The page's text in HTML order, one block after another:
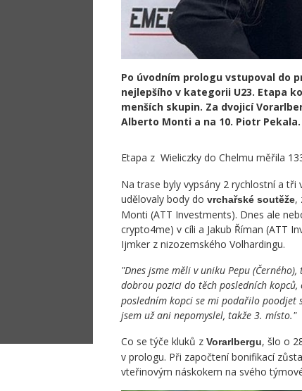
Po úvodním prologu vstupoval do
nejlepšího v kategorii U23. Etapa
menších skupin. Za dvojicí
Alberto Monti a na 10. Piotr
Etapa z Wieliczky do Chelmu měřila
Na trase byly vypsány 2 rychlostní a tři
udělovaly body do vrchařské soutěže,
Monti (ATT Investments). Dnes ale
crypto4me) v cíli a Jakub Říman (ATT
Ijmker z nizozemského Volhardingu.
"Dnes jsme měli v uniku Pepu
dobrou pozici do těch posledních kopců,
posledním kopci se mi podařilo poodjet
jsem už ani nepomyslel, takže 3. místo."
Co se týče kluků z Vorarlbergu, šlo o
v prologu. Při započtení bonifikací
vteřinovým náskokem na svého